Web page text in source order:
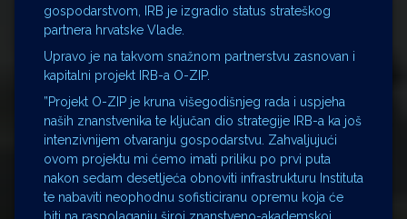
gospodarstvom, IRB je izgradio status strateškog
partnera hrvatske Vlade.
Upravo je na takvom snažnom partnerstvu zasnovan i
kapitalni projekt IRB-a O-ZIP.
”Projekt O-ZIP je kruna višegodišnjeg rada i uspjeha
naših znanstvenika te ključan dio strategije IRB-a ka još
intenzivnijem otvaranju gospodarstvu. Zahvaljujući
ovom projektu mi ćemo imati priliku po prvi puta
nakon sedam desetljeća obnoviti infrastrukturu Instituta
te nabaviti neophodnu sofisticiranu opremu koja će